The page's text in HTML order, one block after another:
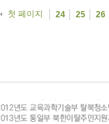
첫 페이지
24 25 26